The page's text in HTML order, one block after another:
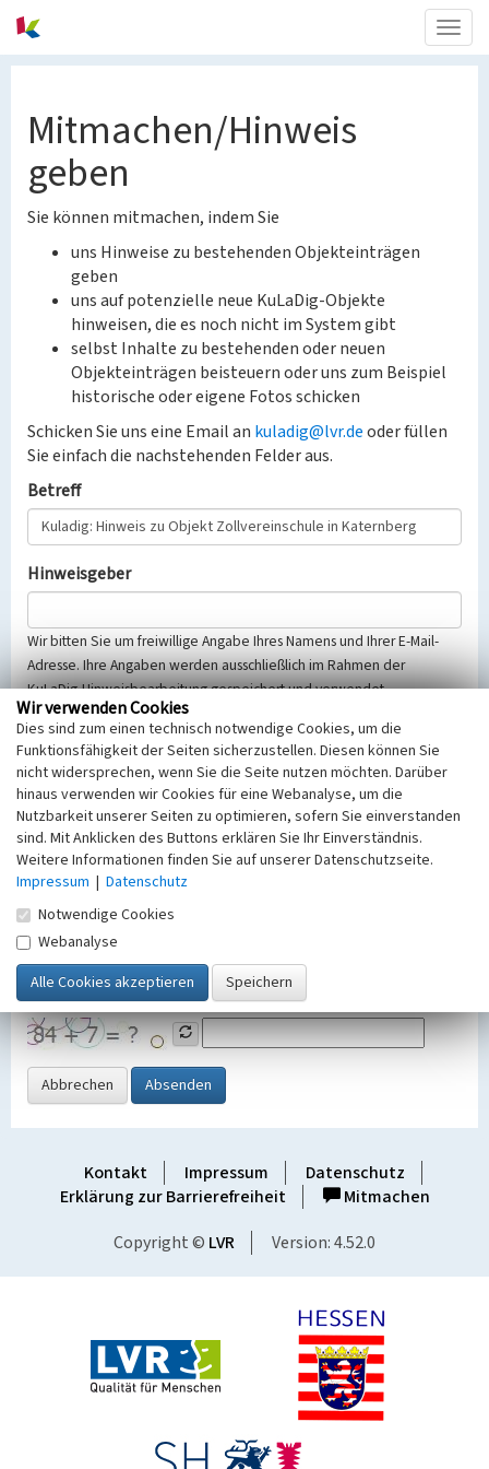
Mitmachen/Hinweis
geben
Sie können mitmachen, indem Sie
uns Hinweise zu bestehenden Objekteinträgen
geben
uns auf potenzielle neue KuLaDig-Objekte
hinweisen, die es noch nicht im System gibt
selbst Inhalte zu bestehenden oder neuen
Objekteinträgen beisteuern oder uns zum Beispiel
historische oder eigene Fotos schicken
Schicken Sie uns eine Email an kuladig@lvr.deoder füllen
Sie einfach die nachstehenden Felder aus.
Betreff
Hinweisgeber
Wir bitten Sie um freiwillige Angabe Ihres Namens und Ihrer E-Mail-
Adresse. Ihre Angaben werden ausschließlich im Rahmen der
KuLaDig-Hinweisbearbeitung gespeichert und verwendet.
Selbstverständlich werden diese entsprechend der Vorschriften des
Telemediengesetzes, des Datenschutzgesetzes NRW und der seit
dem 25.05.2018 gültigen Europäischen Datenschutzgrundverordnung
(EU-DSGVO) vertraulich behandelt, beachten Sie bitte unsere
Hinweise zumDatenschutz
Nachricht
SicherheitsabfrageTragen Sie unten das Rechenergebnis aus der
Grafik ein
Abbrechen Absenden
Kontakt Impressum
Datenschutz
Erklärung zur Barrierefreiheit
Mitmachen
Copyright © LVR Version: 4.52.0
Wir verwenden Cookies
Dies sind zum einen technisch notwendige Cookies, um die
Funktionsfähigkeit der Seiten sicherzustellen. Diesen können Sie
nicht widersprechen, wenn Sie die Seite nutzen möchten. Darüber
hinaus verwenden wir Cookies für eine Webanalyse, um die
Nutzbarkeit unserer Seiten zu optimieren, sofern Sie einverstanden
sind. Mit Anklicken des Buttons erklären Sie Ihr Einverständnis.
Weitere Informationen finden Sie auf unserer Datenschutzseite.
Impressum | Datenschutz
Notwendige Cookies
Webanalyse